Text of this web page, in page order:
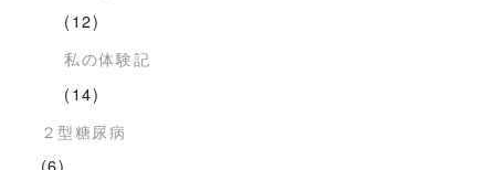
(12)
私の体験記
(14)
２型糖尿病
(6)